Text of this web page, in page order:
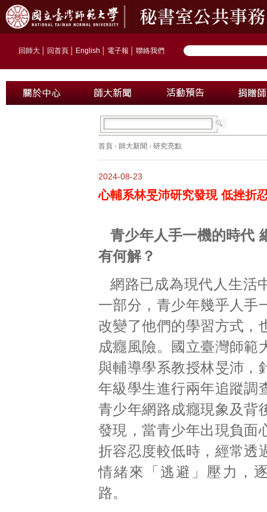
回師大 回首頁 English 電子報 聯絡我們
首頁 › 師大新聞 › 研究亮點
2024-08-23
心輔系林旻沛研究發現 低挫折
青少年人手一機的時代
有何解？
網路已成為現代人生活
一部分，青少年幾乎人手
改變了他們的學習方式，
成癮風險。國立臺灣師範
與輔導學系教授林旻沛，
年級學生進行兩年追蹤調
青少年網路成癮現象及背
發現，當青少年出現負面
折容忍度較低時，經常透
情緒來「逃避」壓力，
路。